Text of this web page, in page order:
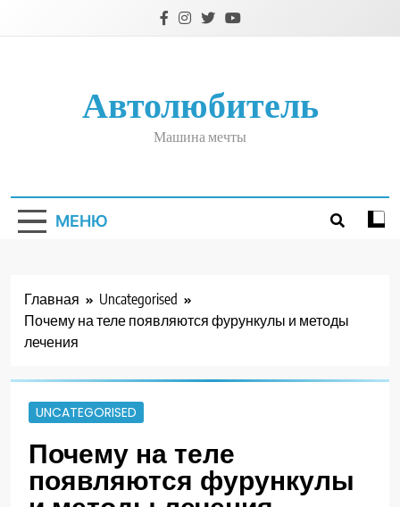
Автолюбитель
Машина мечты
МЕНЮ
Главная
Uncategorised
Почему на теле появляются фурункулы и методы
лечения
UNCATEGORISED
Почему на теле
появляются фурункулы